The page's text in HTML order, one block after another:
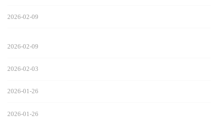
2026-02-09
2026-02-09
2026-02-03
2026-01-26
2026-01-26